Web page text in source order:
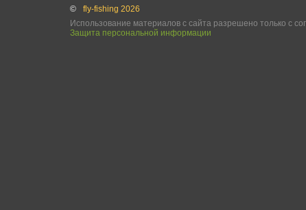
©
fly-fishing 2026
Использование материалов с сайта разрешено только с
Защита персональной информации